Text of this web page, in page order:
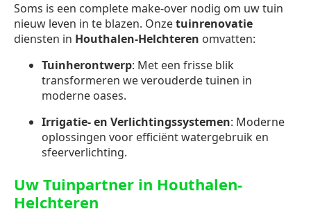
Soms is een complete make-over nodig om uw tuin
nieuw leven in te blazen. Onzetuinrenovatie
diensten in Houthalen-Helchteren omvatten:
Tuinherontwerp: Met een frisse blik
transformeren we verouderde tuinen in
moderne oases.
Irrigatie- en Verlichtingssystemen: Moderne
oplossingen voor efficiënt watergebruik en
sfeerverlichting.
Uw Tuinpartner in Houthalen-
Helchteren